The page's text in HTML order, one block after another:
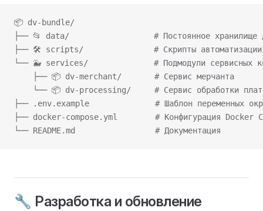
📦 dv-bundle/
├── 📂 data/                  # Постоянное хранилище
├── 🛠️ scripts/               # Скрипты автоматизации и
└── 🐳 services/              # Подмодули сервисных
    ├── 📦 dv-merchant/       # Сервис мерчанта
└── 📦 dv-processing/     # Сервис обработки
├── .env.example              # Шаблон переменных
├── docker-compose.yml        # Конфигурация Docker
└── README.md                 # Документация
🔧 Разработка и обновление